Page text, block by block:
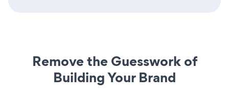
Remove the Guesswork of
Building Your Brand